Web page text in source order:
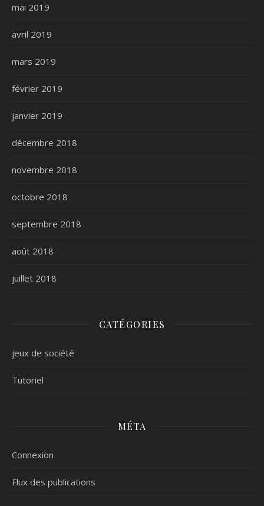
mai 2019
avril 2019
mars 2019
février 2019
janvier 2019
décembre 2018
novembre 2018
octobre 2018
septembre 2018
août 2018
juillet 2018
CATÉGORIES
jeux de société
Tutoriel
MÉTA
Connexion
Flux des publications